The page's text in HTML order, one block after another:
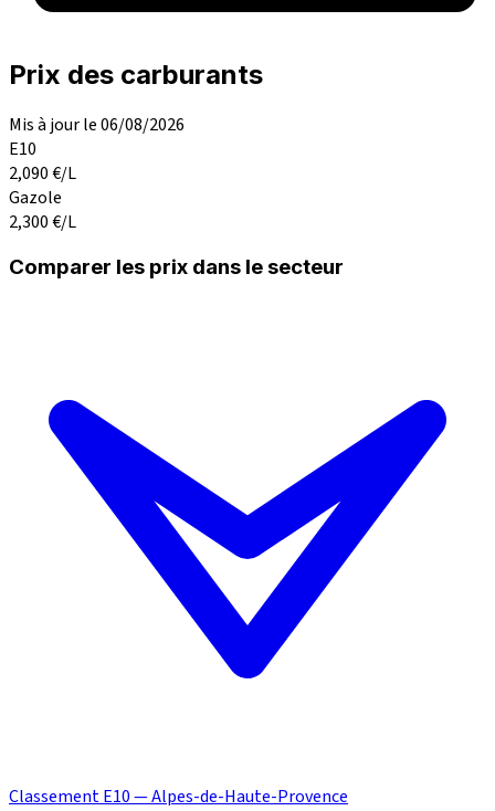
Prix des carburants
Mis à jour le 06/08/2026
E10
2,090€/L
Gazole
2,300€/L
Comparer les prix dans le secteur
Classement E10 — Alpes-de-Haute-Provence